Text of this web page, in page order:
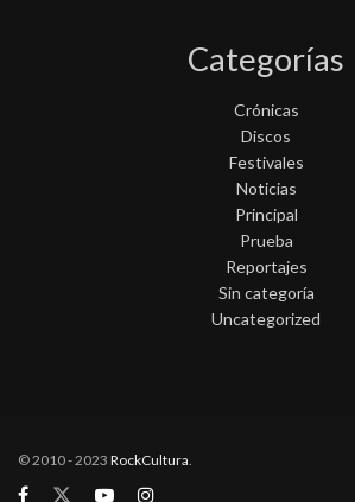
Categorías
Crónicas
Discos
Festivales
Noticias
Principal
Prueba
Reportajes
Sin categoría
Uncategorized
© 2010 - 2023 RockCultura